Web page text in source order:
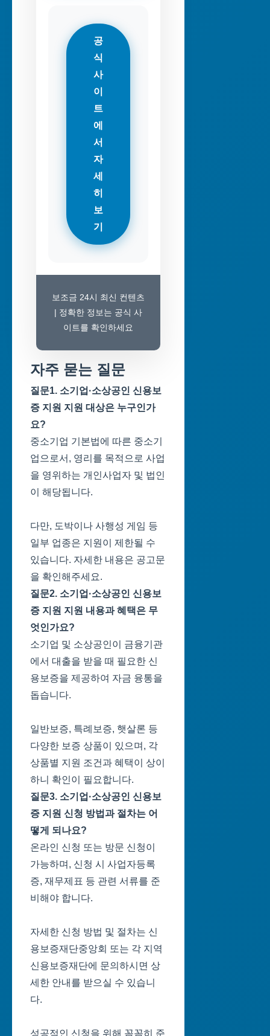
공
식
사
이
트
에
서
자
세
히
보
기
보조금 24시 최신 컨텐츠
| 정확한 정보는 공식 사
이트를 확인하세요
자주 묻는 질문
질문1. 소기업·소상공인 신용보
증 지원 지원 대상은 누구인가
요?
중소기업 기본법에 따른 중소기
업으로서, 영리를 목적으로 사업
을 영위하는 개인사업자 및 법인
이 해당됩니다.
다만, 도박이나 사행성 게임 등
일부 업종은 지원이 제한될 수
있습니다. 자세한 내용은 공고문
을 확인해주세요.
질문2. 소기업·소상공인 신용보
증 지원 지원 내용과 혜택은 무
엇인가요?
소기업 및 소상공인이 금융기관
에서 대출을 받을 때 필요한 신
용보증을 제공하여 자금 융통을
돕습니다.
일반보증, 특례보증, 햇살론 등
다양한 보증 상품이 있으며, 각
상품별 지원 조건과 혜택이 상이
하니 확인이 필요합니다.
질문3. 소기업·소상공인 신용보
증 지원 신청 방법과 절차는 어
떻게 되나요?
온라인 신청 또는 방문 신청이
가능하며, 신청 시 사업자등록
증, 재무제표 등 관련 서류를 준
비해야 합니다.
자세한 신청 방법 및 절차는 신
용보증재단중앙회 또는 각 지역
신용보증재단에 문의하시면 상
세한 안내를 받으실 수 있습니
다.
성공적인 신청을 위해 꼼꼼히 준